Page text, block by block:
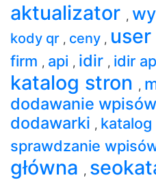
aktualizator ,
kody qr , ceny ,
firm , api , idir , idir
katalog stron ,
dodawanie
dodawarki ,
sprawdzanie
główna ,